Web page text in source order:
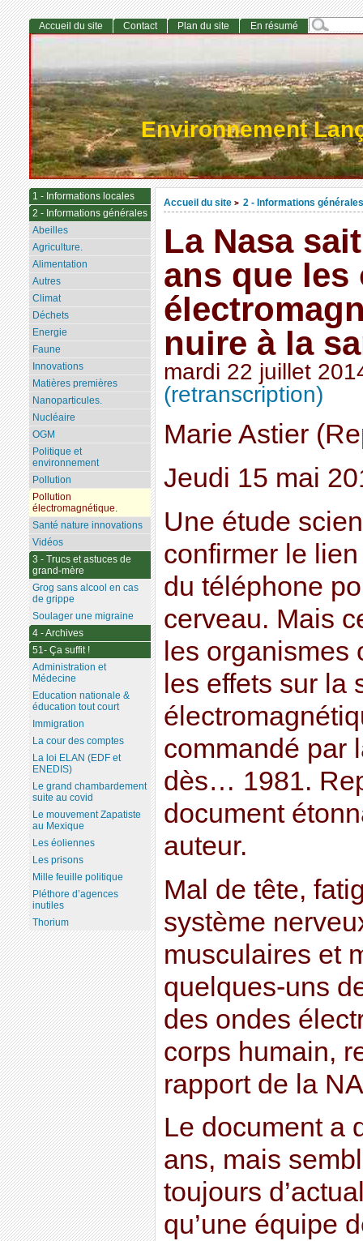
Environnement
Accueil du site > 2 - Informations générales
La Nasa
ans que les
nuire à la
mardi 22 juillet
(retranscription)
Marie Astier
Jeudi 15 mai
Une étude
confirmer le
du téléphone
cerveau. Mais
les organismes
les effets sur la
commandé par
dès… 1981.
document
auteur.
Mal de tête,
système
musculaires et
quelques-uns
des ondes
corps humain,
rapport de la
Le document a
ans, mais
toujours
qu’une équipe
Accueil du site Contact Plan du site En résumé
1 - Informations locales
2 - Informations générales
Abeilles
Agriculture.
Alimentation
Autres
Climat
Déchets
Energie
Faune
Innovations
Matières premières
Nanoparticules.
Nucléaire
OGM
Politique et
environnement
Pollution
Pollution
électromagnétique.
Santé nature innovations
Vidéos
3 - Trucs et astuces de
grand-mère
Grog sans alcool en cas
de grippe
Soulager une migraine
4 - Archives
51- Ça suffit !
Administration et
Médecine
Education nationale &
éducation tout court
Immigration
La cour des comptes
La loi ELAN (EDF et
ENEDIS)
Le grand chambardement
suite au covid
Le mouvement Zapatiste
au Mexique
Les éoliennes
Les prisons
Mille feuille politique
Pléthore d’agences
inutiles
Thorium